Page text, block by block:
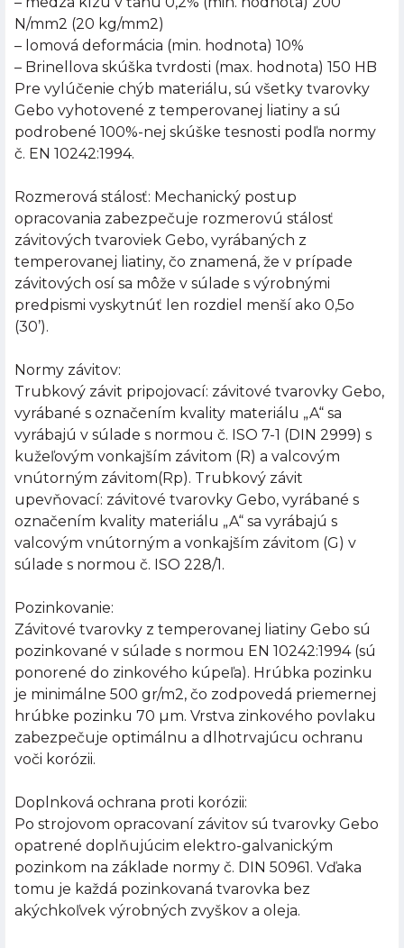
N/mm2 (20 kg/mm2)
– lomová deformácia (min. hodnota) 10%
– Brinellova skúška tvrdosti (max. hodnota) 150 HB
Pre vylúčenie chýb materiálu, sú všetky tvarovky
Gebo vyhotovené z temperovanej liatiny a sú
podrobené 100%-nej skúške tesnosti podľa normy
č. EN 10242:1994.
Rozmerová stálosť: Mechanický postup
opracovania zabezpečuje rozmerovú stálosť
závitových tvaroviek Gebo, vyrábaných z
temperovanej liatiny, čo znamená, že v prípade
závitových osí sa môže v súlade s výrobnými
predpismi vyskytnúť len rozdiel menší ako 0,5o
(30’).
Normy závitov:
Trubkový závit pripojovací: závitové tvarovky Gebo,
vyrábané s označením kvality materiálu „A“ sa
vyrábajú v súlade s normou č. ISO 7-1 (DIN 2999) s
kužeľovým vonkajším závitom (R) a valcovým
vnútorným závitom(Rp). Trubkový závit
upevňovací: závitové tvarovky Gebo, vyrábané s
označením kvality materiálu „A“ sa vyrábajú s
valcovým vnútorným a vonkajším závitom (G) v
súlade s normou č. ISO 228/1.
Pozinkovanie:
Závitové tvarovky z temperovanej liatiny Gebo sú
pozinkované v súlade s normou EN 10242:1994 (sú
ponorené do zinkového kúpeľa). Hrúbka pozinku
je minimálne 500 gr/m2, čo zodpovedá priemernej
hrúbke pozinku 70 µm. Vrstva zinkového povlaku
zabezpečuje optimálnu a dlhotrvajúcu ochranu
voči korózii.
Doplnková ochrana proti korózii:
Po strojovom opracovaní závitov sú tvarovky Gebo
opatrené doplňujúcim elektro-galvanickým
pozinkom na základe normy č. DIN 50961. Vďaka
tomu je každá pozinkovaná tvarovka bez
akýchkoľvek výrobných zvyškov a oleja.